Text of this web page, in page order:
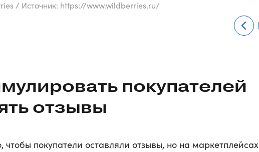
/ Источник: https://www.wildberries.ru/
покупателей
отзывы
покупатели оставляли отзывы, но на маркетплейсах